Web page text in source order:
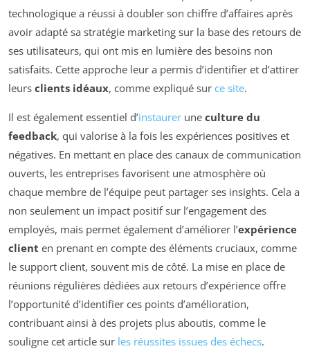
technologique a réussi à doubler son chiffre d’affaires après
avoir adapté sa stratégie marketing sur la base des retours de
ses utilisateurs, qui ont mis en lumière des besoins non
satisfaits. Cette approche leur a permis d’identifier et d’attirer
leurs clients idéaux, comme expliqué sur ce site.
Il est également essentiel d’instaurer une culture du
feedback, qui valorise à la fois les expériences positives et
négatives. En mettant en place des canaux de communication
ouverts, les entreprises favorisent une atmosphère où
chaque membre de l’équipe peut partager ses insights. Cela a
non seulement un impact positif sur l’engagement des
employés, mais permet également d’améliorer l’expérience
client en prenant en compte des éléments cruciaux, comme
le support client, souvent mis de côté. La mise en place de
réunions régulières dédiées aux retours d’expérience offre
l’opportunité d’identifier ces points d’amélioration,
contribuant ainsi à des projets plus aboutis, comme le
souligne cet article sur les réussites issues des échecs.